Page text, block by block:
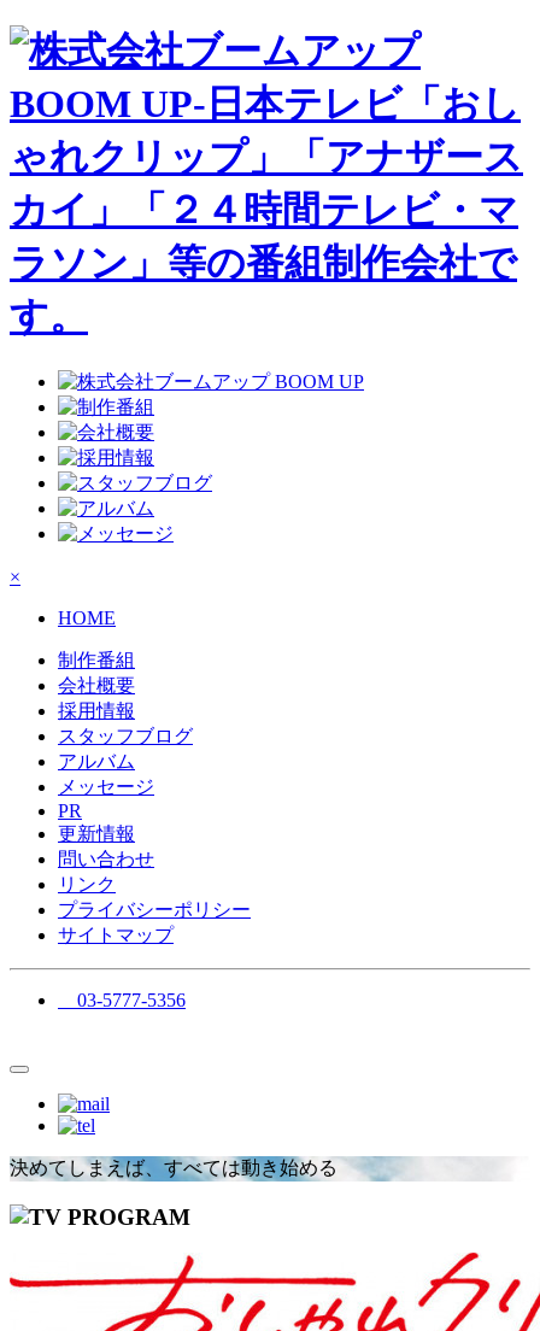
×
HOME
制作番組
会社概要
採用情報
スタッフブログ
アルバム
メッセージ
PR
更新情報
問い合わせ
リンク
プライバシーポリシー
サイトマップ
03-5777-5356
決めてしまえば、すべては動き始める